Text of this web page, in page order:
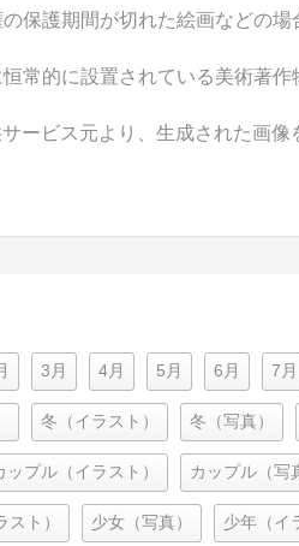
の保護期間が切れた絵画などの
恒常的に設置されている美術著
サービス元より、生成された画
3月 4月 5月 6月 7月
冬（イラスト） 冬（写真）
ップル（イラスト） カップル（写
スト） 少女（写真） 少年（イ